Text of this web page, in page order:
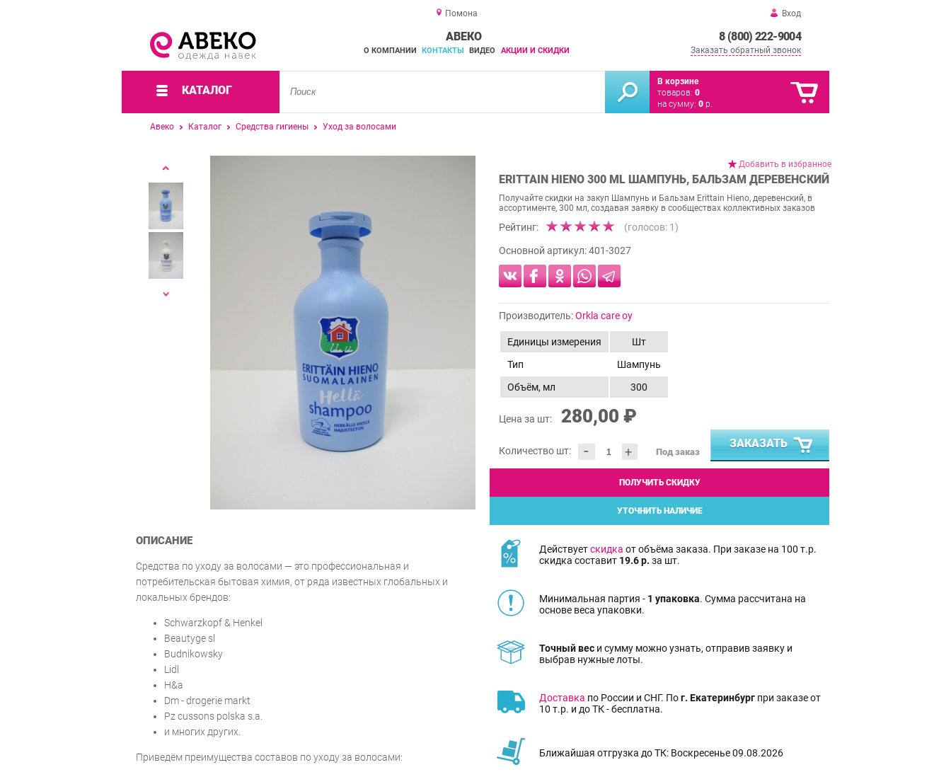
Помона Вход
8 (800) 222-9004
Заказать обратный звонок
АВЕКО
О КОМПАНИИ КОНТАКТЫ ВИДЕО АКЦИИ И СКИДКИ
КАТАЛОГ
В корзине
товаров: 0
на сумму: 0 р.
Авеко Каталог Средства гигиены Уход за волосами
Добавить в избранное
ERITTAIN HIENO 300 ML ШАМПУНЬ, БАЛЬЗАМ ДЕРЕВЕНСКИЙ
Получайте скидки на закуп Шампунь и Бальзам Erittain Hieno, деревенский, в
ассортименте, 300 мл, создавая заявку в сообществах коллективных заказов
Рейтинг: (голосов: 1)
Основной артикул:401-3027
Производитель:Orkla care oy
Единицы измерения
Шт
Тип
Шампунь
Объём, мл
300
Цена за шт: 280,00 ₽
Количество шт: - + Под заказ
ЗАКАЗАТЬ
ПОЛУЧИТЬ СКИДКУ
УТОЧНИТЬ НАЛИЧИЕ
Действуетскидка от объёма заказа. При заказе на 100 т.р.
скидка составит 19.6 р. за шт.
Минимальная партия - 1 упаковка. Сумма рассчитана на
основе веса упаковки.
Точный вес и сумму можно узнать, отправив заявку и
выбрав нужные лоты.
Доставка по России и СНГ. Пог. Екатеринбург при заказе от
10 т.р. и до ТК - бесплатна.
Ближайшая отгрузка до ТК: Воскресенье 09.08.2026
ОПИСАНИЕ
Средства по уходу за волосами — это профессиональная и
потребительская бытовая химия, от ряда известных глобальных и
локальных брендов:
Schwarzkopf & Henkel
Beautyge sl
Budnikowsky
Lidl
H&a
Dm - drogerie markt
Pz cussons polska s.a.
и многих других.
Приведём преимущества составов по уходу за волосами: